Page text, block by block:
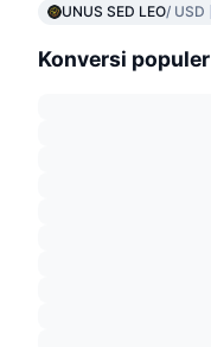
UNUS SED LEO/ USD
Konversi populer